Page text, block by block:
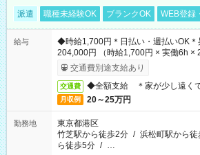
派遣 職種未経験OK ブランクOK WEB登録
給与
◆時給1,700円＊日払い・週払いOK＊
204,000円 （時給1,700円 × 実働6h ×
交通費別途支給あり
交通費 ◆全額支給 ＊家が少し遠くて
月収例 20～25万円
勤務地
東京都港区
竹芝駅から徒歩2分 / 浜松町駅から徒
ら徒歩5分 / …